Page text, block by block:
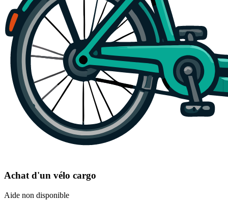
Achat d'un vélo cargo
Aide non disponible